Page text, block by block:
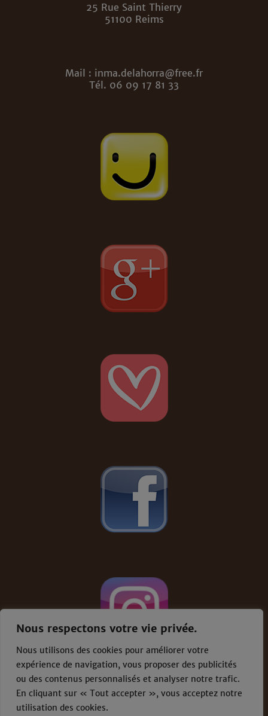
Nous respectons votre vie privée.
Nous utilisons des cookies pour améliorer votre
expérience de navigation, vous proposer des publicités
ou des contenus personnalisés et analyser notre trafic.
En cliquant sur « Tout accepter », vous acceptez notre
utilisation des cookies.
25 Rue Saint Thierry
51100 Reims
Mail : inma.delahorra@free.fr
Tél. 06 09 17 81 33
Conditions générales de vente-Mentions